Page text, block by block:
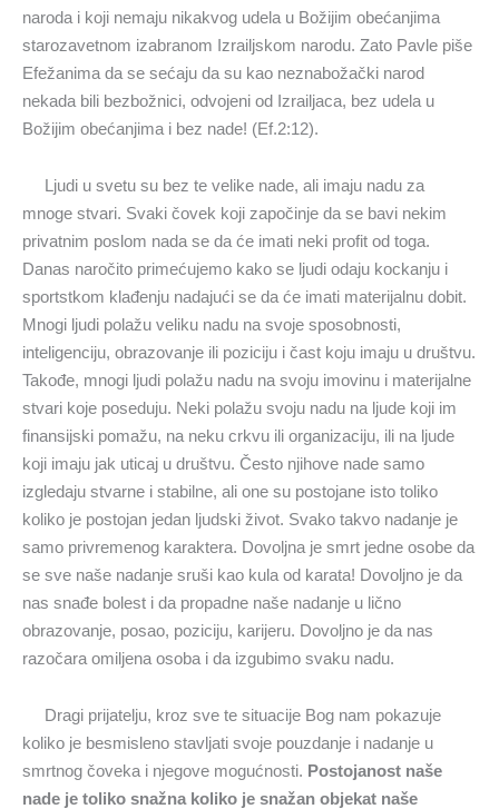
naroda i koji nemaju nikakvog udela u Božijim obećanjima
starozavetnom izabranom Izrailjskom narodu. Zato Pavle piše
Efežanima da se sećaju da su kao neznabožački narod
nekada bili bezbožnici, odvojeni od Izrailjaca, bez udela u
Božijim obećanjima i bez nade! (Ef.2:12).
Ljudi u svetu su bez te velike nade, ali imaju nadu za
mnoge stvari. Svaki čovek koji započinje da se bavi nekim
privatnim poslom nada se da će imati neki profit od toga.
Danas naročito primećujemo kako se ljudi odaju kockanju i
sportstkom klađenju nadajući se da će imati materijalnu dobit.
Mnogi ljudi polažu veliku nadu na svoje sposobnosti,
inteligenciju, obrazovanje ili poziciju i čast koju imaju u društvu.
Takođe, mnogi ljudi polažu nadu na svoju imovinu i materijalne
stvari koje poseduju. Neki polažu svoju nadu na ljude koji im
finansijski pomažu, na neku crkvu ili organizaciju, ili na ljude
koji imaju jak uticaj u društvu. Često njihove nade samo
izgledaju stvarne i stabilne, ali one su postojane isto toliko
koliko je postojan jedan ljudski život. Svako takvo nadanje je
samo privremenog karaktera. Dovoljna je smrt jedne osobe da
se sve naše nadanje sruši kao kula od karata! Dovoljno je da
nas snađe bolest i da propadne naše nadanje u lično
obrazovanje, posao, poziciju, karijeru. Dovoljno je da nas
razočara omiljena osoba i da izgubimo svaku nadu.
Dragi prijatelju, kroz sve te situacije Bog nam pokazuje
koliko je besmisleno stavljati svoje pouzdanje i nadanje u
smrtnog čoveka i njegove mogućnosti. Postojanost naše
nade je toliko snažna koliko je snažan objekat naše